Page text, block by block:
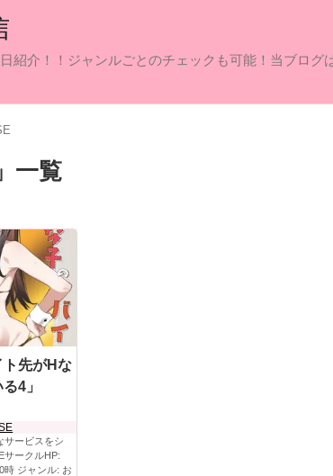
紹介！！ジャンルごとのチェックも可能！当ブログ
」 一覧
ト先がHな
4」
サービスをシ
サークルHP:
時 ジャンル: お